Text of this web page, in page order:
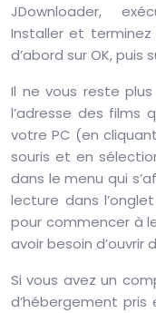
JDownloader,
Installer et terminez
d’abord sur OK, puis
Il ne vous reste
l’adresse des films
votre PC (en
souris et en
dans le menu qui
lecture dans
pour commencer à
avoir besoin
Si vous avez un
d’hébergement